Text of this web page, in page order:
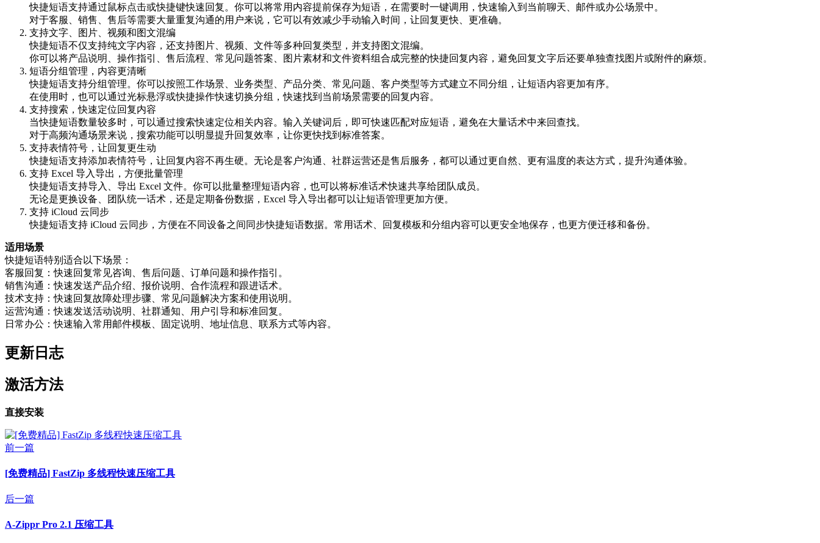
快捷短语支持通过鼠标点击或快捷键快速回复。你可以将常用内容提前保存为短语，在需要时一键调用，快速输入到当前聊天、邮件或办公场景中。
对于客服、销售、售后等需要大量重复沟通的用户来说，它可以有效减少手动输入时间，让回复更快、更准确。
支持文字、图片、视频和图文混编
快捷短语不仅支持纯文字内容，还支持图片、视频、文件等多种回复类型，并支持图文混编。
你可以将产品说明、操作指引、售后流程、常见问题答案、图片素材和文件资料组合成完整的快捷回复内容，避免回复文字后还要单独查找图片或附件的麻烦。
短语分组管理，内容更清晰
快捷短语支持分组管理。你可以按照工作场景、业务类型、产品分类、常见问题、客户类型等方式建立不同分组，让短语内容更加有序。
在使用时，也可以通过光标悬浮或快捷操作快速切换分组，快速找到当前场景需要的回复内容。
支持搜索，快速定位回复内容
当快捷短语数量较多时，可以通过搜索快速定位相关内容。输入关键词后，即可快速匹配对应短语，避免在大量话术中来回查找。
对于高频沟通场景来说，搜索功能可以明显提升回复效率，让你更快找到标准答案。
支持表情符号，让回复更生动
快捷短语支持添加表情符号，让回复内容不再生硬。无论是客户沟通、社群运营还是售后服务，都可以通过更自然、更有温度的表达方式，提升沟通体验。
支持 Excel 导入导出，方便批量管理
快捷短语支持导入、导出 Excel 文件。你可以批量整理短语内容，也可以将标准话术快速共享给团队成员。
无论是更换设备、团队统一话术，还是定期备份数据，Excel 导入导出都可以让短语管理更加方便。
支持 iCloud 云同步
快捷短语支持 iCloud 云同步，方便在不同设备之间同步快捷短语数据。常用话术、回复模板和分组内容可以更安全地保存，也更方便迁移和备份。
适用场景
快捷短语特别适合以下场景：
客服回复：快速回复常见咨询、售后问题、订单问题和操作指引。
销售沟通：快速发送产品介绍、报价说明、合作流程和跟进话术。
技术支持：快速回复故障处理步骤、常见问题解决方案和使用说明。
运营沟通：快速发送活动说明、社群通知、用户引导和标准回复。
日常办公：快速输入常用邮件模板、固定说明、地址信息、联系方式等内容。
更新日志
激活方法
直接安装
前一篇
[免费精品] FastZip 多线程快速压缩工具
后一篇
A-Zippr Pro 2.1 压缩工具